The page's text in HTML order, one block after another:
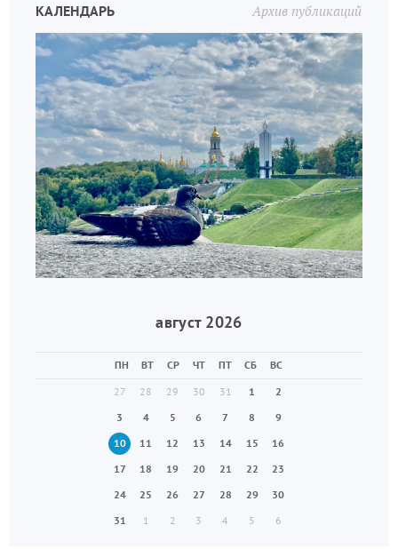
Архив публикаций
КАЛЕНДАРЬ
август 2026
ПН ВТ СР ЧТ ПТ СБ
ВС
27
28 29 30 31 1
2
3
4 5 6 7 8
9
10
11 12 13 14 15
16
17
18 19 20 21 22
23
24
25 26 27 28 29
30
31
1 2 3 4 5 6